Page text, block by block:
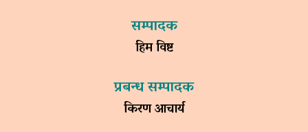
सम्पादक
हिम विष्ट
प्रबन्ध सम्पादक
किरण आचार्य